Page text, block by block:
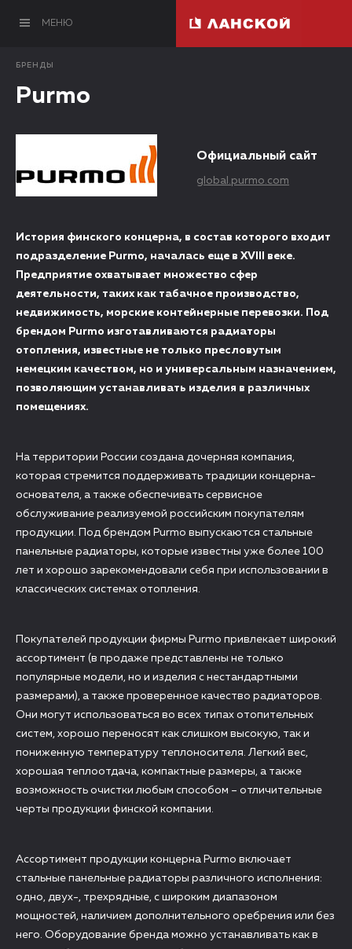
МЕНЮ
БРЕНДЫ
Purmo
Официальный сайт
global.purmo.com
История финского концерна, в состав которого входит
подразделение Purmo, началась еще в XVIII веке.
Предприятие охватывает множество сфер
деятельности, таких как табачное производство,
недвижимость, морские контейнерные перевозки. Под
брендом Purmo изготавливаются радиаторы
отопления, известные не только пресловутым
немецким качеством, но и универсальным назначением,
позволяющим устанавливать изделия в различных
помещениях.
На территории России создана дочерняя компания,
которая стремится поддерживать традиции концерна-
основателя, а также обеспечивать сервисное
обслуживание реализуемой российским покупателям
продукции. Под брендом Purmo выпускаются стальные
панельные радиаторы, которые известны уже более 100
лет и хорошо зарекомендовали себя при использовании в
классических системах отопления.
Покупателей продукции фирмы Purmo привлекает широкий
ассортимент (в продаже представлены не только
популярные модели, но и изделия с нестандартными
размерами), а также проверенное качество радиаторов.
Они могут использоваться во всех типах отопительных
систем, хорошо переносят как слишком высокую, так и
пониженную температуру теплоносителя. Легкий вес,
хорошая теплоотдача, компактные размеры, а также
возможность очистки любым способом – отличительные
черты продукции финской компании.
Ассортимент продукции концерна Purmo включает
стальные панельные радиаторы различного исполнения:
одно, двух-, трехрядные, с широким диапазоном
мощностей, наличием дополнительного оребрения или без
него. Оборудование бренда можно устанавливать как в